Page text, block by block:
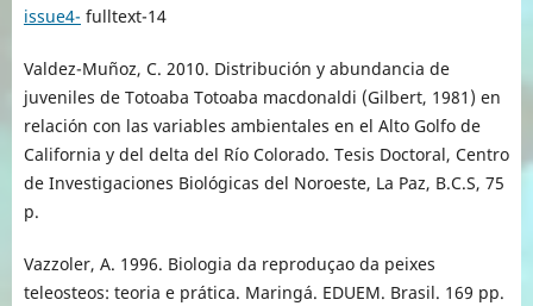
issue4- fulltext-14
Valdez-Muñoz, C. 2010. Distribución y abundancia de
juveniles de Totoaba Totoaba macdonaldi (Gilbert, 1981) en
relación con las variables ambientales en el Alto Golfo de
California y del delta del Río Colorado. Tesis Doctoral, Centro
de Investigaciones Biológicas del Noroeste, La Paz, B.C.S, 75
p.
Vazzoler, A. 1996. Biologia da reproduçao da peixes
teleosteos: teoria e prática. Maringá. EDUEM. Brasil. 169 pp.